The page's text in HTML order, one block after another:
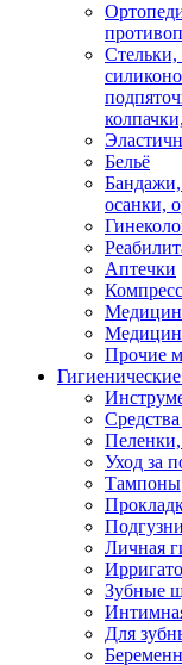
Стельки,
Бельё
Бандажи,
осанки,
Аптечки
Прочие
Гигиенические
Уход за
Тампоны
Личная
Зубные
Для